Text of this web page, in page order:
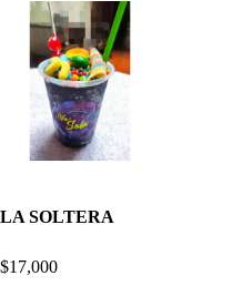
LA SOLTERA
$17,000